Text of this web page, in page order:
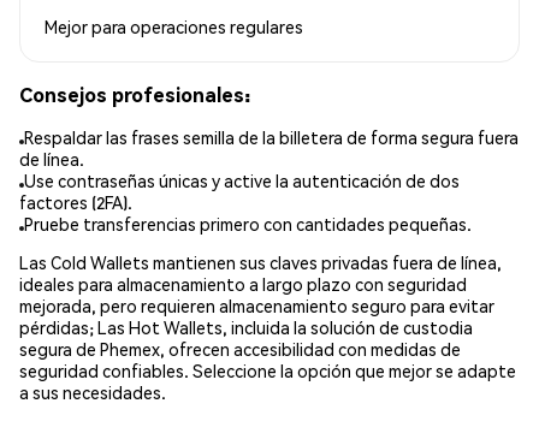
Mejor para operaciones regulares
Consejos profesionales:
Respaldar las frases semilla de la billetera de forma segura fuera
de línea.
Use contraseñas únicas y active la autenticación de dos
factores (2FA).
Pruebe transferencias primero con cantidades pequeñas.
Las Cold Wallets mantienen sus claves privadas fuera de línea,
ideales para almacenamiento a largo plazo con seguridad
mejorada, pero requieren almacenamiento seguro para evitar
pérdidas; Las Hot Wallets, incluida la solución de custodia
segura de Phemex, ofrecen accesibilidad con medidas de
seguridad confiables. Seleccione la opción que mejor se adapte
a sus necesidades.